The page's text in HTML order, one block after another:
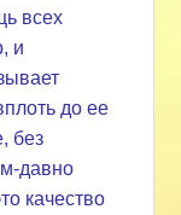
всех
и
до ее
без
давно
качество